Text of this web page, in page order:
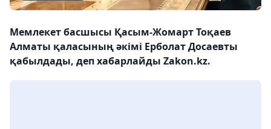
Мемлекет басшысы Қасым-Жомарт Тоқаев
Алматы қаласының әкімі Ерболат Досаевты
қабылдады, деп хабарлайды Zakon.kz.